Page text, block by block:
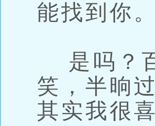
能找到你。
是吗？
笑，半晌
其实我很